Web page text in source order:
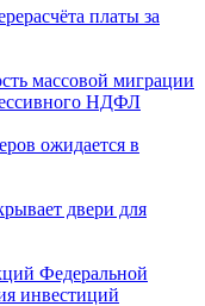
платы за
массовой миграции
НДФЛ
ожидается в
двери для
Федеральной
инвестиций